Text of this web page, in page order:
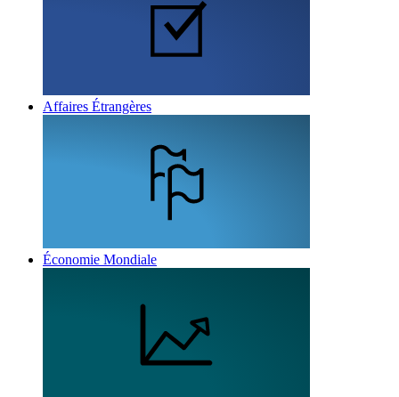
Affaires Étrangères
Économie Mondiale